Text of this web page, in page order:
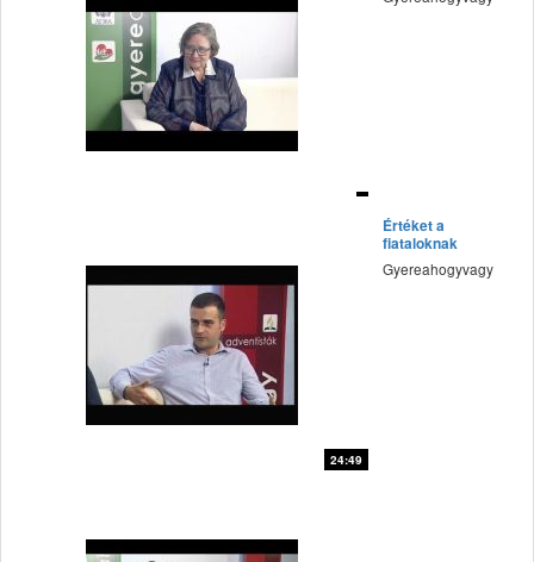
24:49
Értéket a
fiataloknak
Gyereahogyvagy